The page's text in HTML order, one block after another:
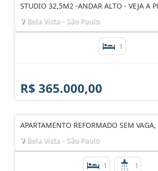
STUDIO 32,5M2 -ANDAR ALTO - VEJA A
Bela Vista - São Paulo
1
R$ 365.000,00
APARTAMENTO REFORMADO SEM VAGA,
Bela Vista - São Paulo
1 1